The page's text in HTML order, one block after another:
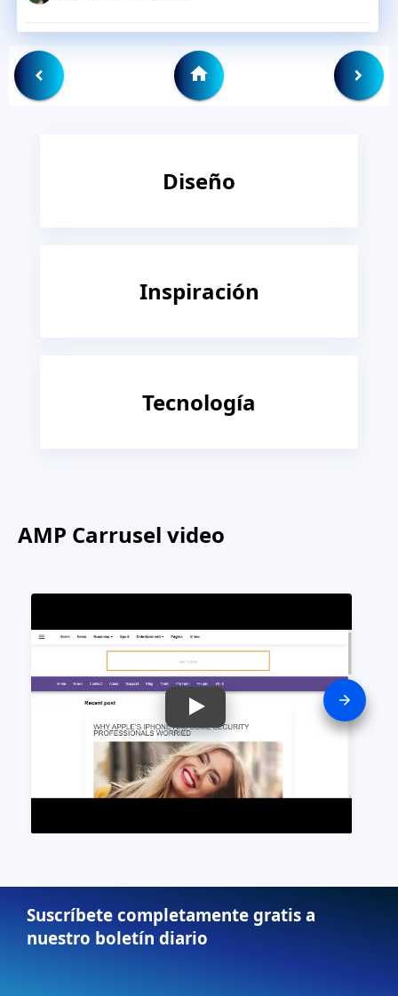
Diseño
Inspiración
Tecnología
AMP Carrusel video
Suscríbete completamente gratis a
nuestro boletín diario